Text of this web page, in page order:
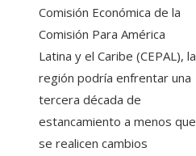
Comisión Económica de la
Comisión Para América
Latina y el Caribe (CEPAL), la
región podría enfrentar una
tercera década de
estancamiento a menos que
se realicen cambios